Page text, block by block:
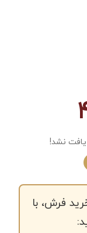
نشد!
فرش، با